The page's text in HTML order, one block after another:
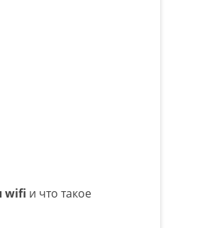
wifi и что такое